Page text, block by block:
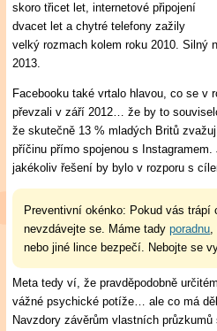
skoro třicet let, internetové připojení
dvacet let a chytré telefony zažily
velký rozmach kolem roku 2010. Silný
2013.
Facebooku také vrtalo hlavou, co se v
převzali v září 2012… že by to
že skutečně 13 % mladých Britů
příčinu přímo spojenou s
jakékoliv řešení by bylo v rozporu s
Preventivní okénko: Pokud vás trápí
nevzdávejte se. Máme tadyporadnu
nebo jiné lince bezpečí. Nebojte se
Meta tedy ví, že pravděpodobně
vážné psychické potíže… ale co má
Navzdory závěrům vlastních